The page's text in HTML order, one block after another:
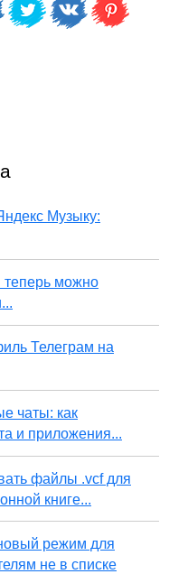
Музыку:
теперь можно
Телеграм на
чаты: как
и приложения...
файлы .vcf для
книге...
режим для
не в списке